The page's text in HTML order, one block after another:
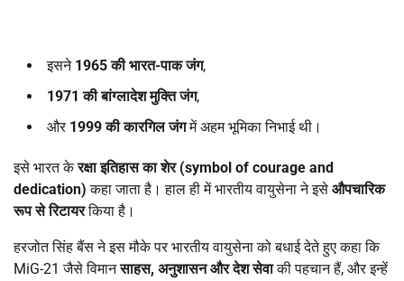
इसने 1965की भारत-पाक जंग,
1971की बांग्लादेश मुक्ति जंग,
और 1999की कारगिल जंगमें अहम भूमिका निभाई थी।
इसे भारत केरक्षा इतिहास का शेर (symbol of courage and
dedication) कहा जाता है। हाल ही में भारतीय वायुसेना ने इसे औपचारिक
रूप से रिटायरकिया है।
हरजोत सिंह बैंस ने इस मौके पर भारतीय वायुसेना को बधाई देते हुए कहा कि
MiG-21 जैसे विमानसाहस, अनुशासन और देश सेवाकी पहचान हैं, और इन्हें